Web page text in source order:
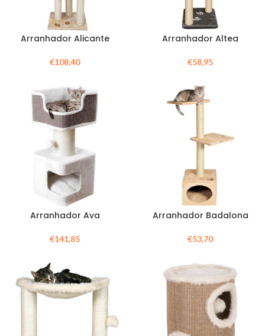
Arranhador Alicante
€108,40
Arranhador Altea
€58,95
Arranhador Ava
€141,85
Arranhador Badalona
€53,70